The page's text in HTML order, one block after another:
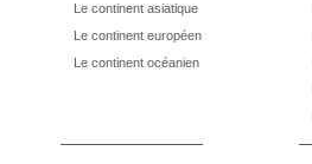
Le continent asiatique
Le continent européen
Le continent océanien